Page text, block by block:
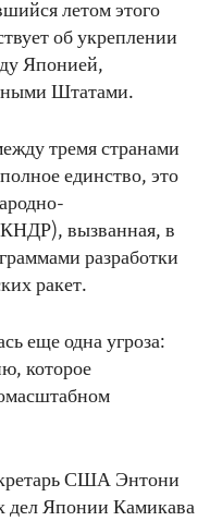
летом этого
об укреплении
Японией,
Штатами.
тремя странами
единство, это
вызванная, в
разработки
ракет.
еще одна угроза:
которое
США Энтони
дел Японии Камикава